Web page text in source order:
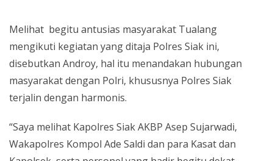
Melihat begitu antusias masyarakat Tualang
mengikuti kegiatan yang ditaja Polres Siak ini,
disebutkan Androy, hal itu menandakan hubungan
masyarakat dengan Polri, khususnya Polres Siak
terjalin dengan harmonis.
“Saya melihat Kapolres Siak AKBP Asep Sujarwadi,
Wakapolres Kompol Ade Saldi dan para Kasat dan